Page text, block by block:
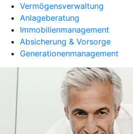
Vermögensverwaltung
Anlageberatung
Immobilienmanagement
Absicherung & Vorsorge
Generationenmanagement